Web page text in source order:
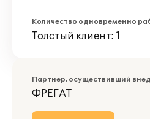
Количество одновременно
Толстый клиент: 1
Партнер, осуществивший
ФРЕГАТ